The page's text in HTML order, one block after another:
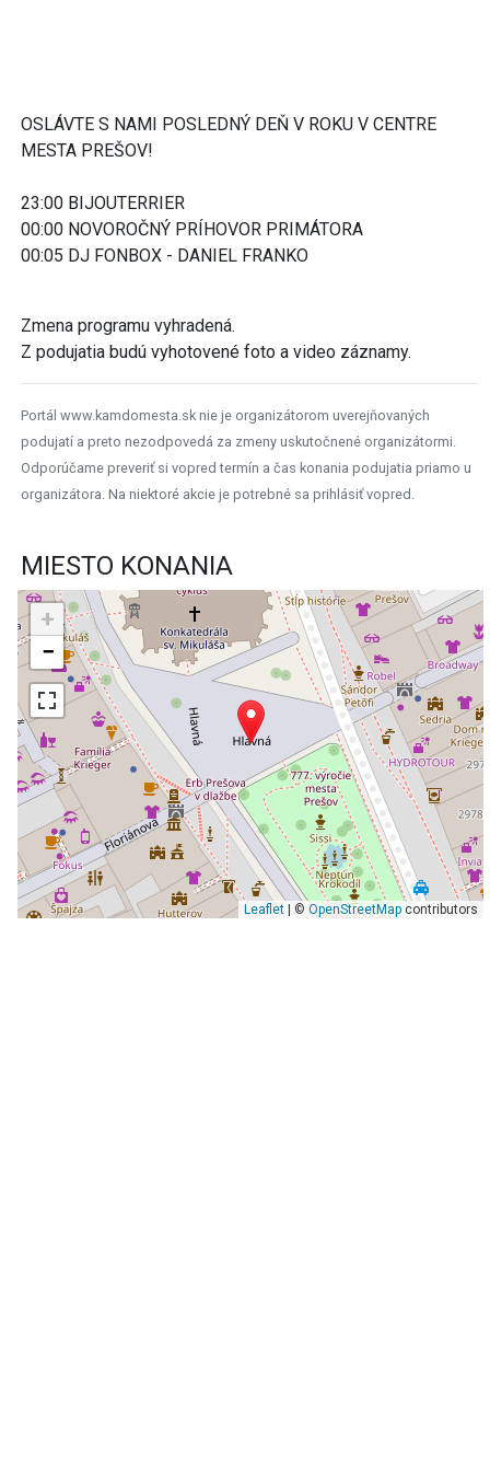
OSLÁVTE S NAMI POSLEDNÝ DEŇ V ROKU V CENTRE
MESTA PREŠOV!
23:00 BIJOUTERRIER
00:00 NOVOROČNÝ PRÍHOVOR PRIMÁTORA
00:05 DJ FONBOX - DANIEL FRANKO
Zmena programu vyhradená.
Z podujatia budú vyhotovené foto a video záznamy.
Portál www.kamdomesta.sk nie je organizátorom uverejňovaných
podujatí a preto nezodpovedá za zmeny uskutočnené organizátormi.
Odporúčame preveriť si vopred termín a čas konania podujatia priamo u
organizátora. Na niektoré akcie je potrebné sa prihlásiť vopred.
MIESTO KONANIA
+
−
Leaflet| © OpenStreetMapcontributors